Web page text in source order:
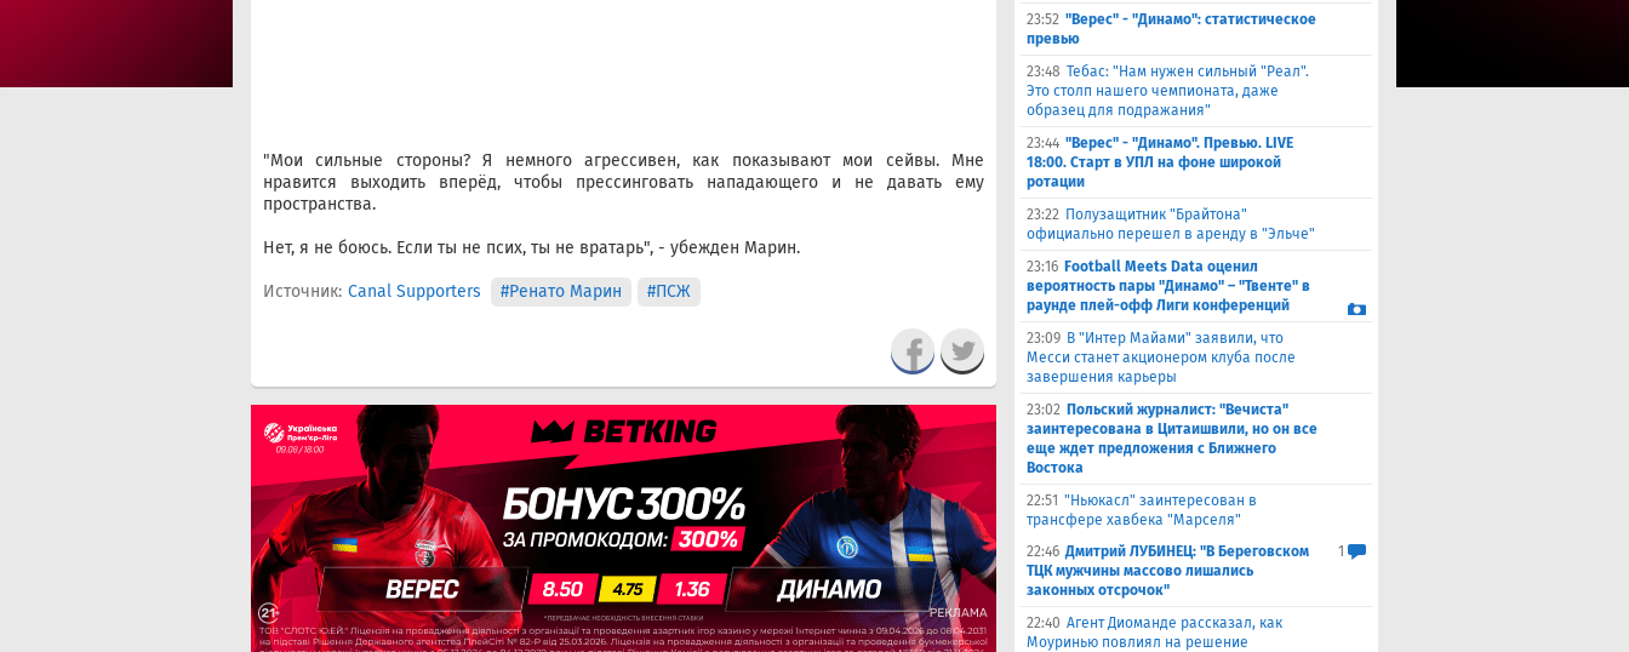
"Мои сильные стороны? Я немного агрессивен, как показывают мои сейвы. Мне
нравится выходить вперёд, чтобы прессинговать нападающего и не давать ему
пространства.
Нет, я не боюсь. Если ты не псих, ты не вратарь", - убежден Марин.
Источник: Canal Supporters #Ренато Марин #ПСЖ
23:52 "Верес" - "Динамо": статистическое
превью
23:48 Тебас: "Нам нужен сильный "Реал".
Это столп нашего чемпионата, даже
образец для подражания"
23:44 "Верес" - "Динамо". Превью. LIVE
18:00. Старт в УПЛ на фоне широкой
ротации
23:22 Полузащитник "Брайтона"
официально перешел в аренду в "Эльче"
23:16 Football Meets Data оценил
вероятность пары "Динамо" – "Твенте" в
раунде плей-офф Лиги конференций
23:09 В "Интер Майами" заявили, что
Месси станет акционером клуба после
завершения карьеры
23:02 Польский журналист: "Вечиста"
заинтересована в Цитаишвили, но он все
еще ждет предложения с Ближнего
Востока
22:51 "Ньюкасл" заинтересован в
трансфере хавбека "Марселя"
22:46 Дмитрий ЛУБИНЕЦ: "В Береговском
ТЦК мужчины массово лишались
законных отсрочок"
1
22:40 Агент Диоманде рассказал, как
Моуринью повлиял на решение